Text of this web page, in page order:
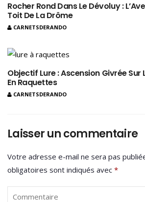
Rocher Rond Dans Le Dévoluy :
Toit De La Drôme
CARNETSDERANDO
Objectif Lure : Ascension Givrée Sur
En Raquettes
CARNETSDERANDO
Laisser un commentaire
Votre adresse e-mail ne sera pas
obligatoires sont indiqués avec *